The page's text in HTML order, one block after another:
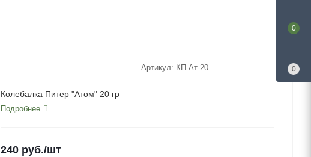
Артикул: КП-Ат-20
Колебалка Питер "Атом" 20 гр
Подробнее
240 руб./шт
0
0